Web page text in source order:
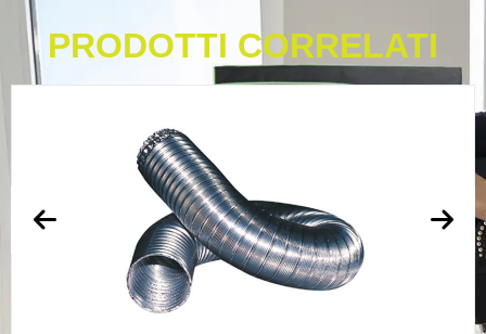
PRODOTTI CORRELATI